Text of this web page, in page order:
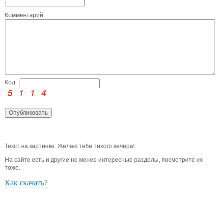
Комментарий:
Код:
Текст на картинке: Желаю тебе тихого вечера!.
На сайте есть и другие не менее интересные разделы, посмотрите их
тоже.
Как скачать?